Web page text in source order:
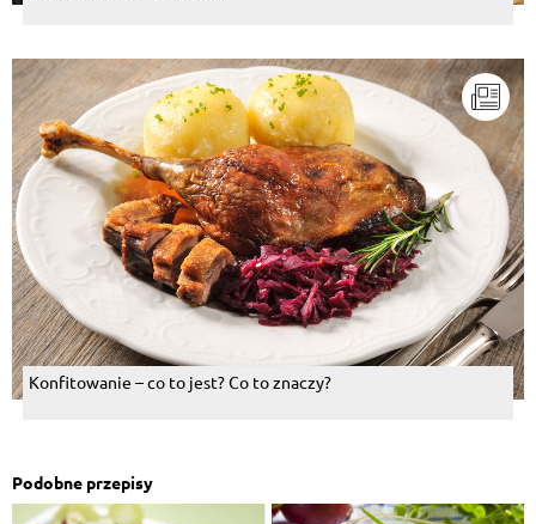
Konfitowanie – co to jest? Co to znaczy?
Podobne przepisy